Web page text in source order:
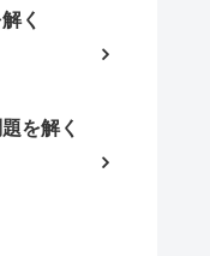
く
を解く